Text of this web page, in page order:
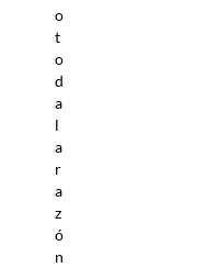
o
t
o
d
a
l
a
r
a
z
ó
n